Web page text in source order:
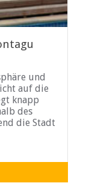
und
auf die
knapp
des
die Stadt